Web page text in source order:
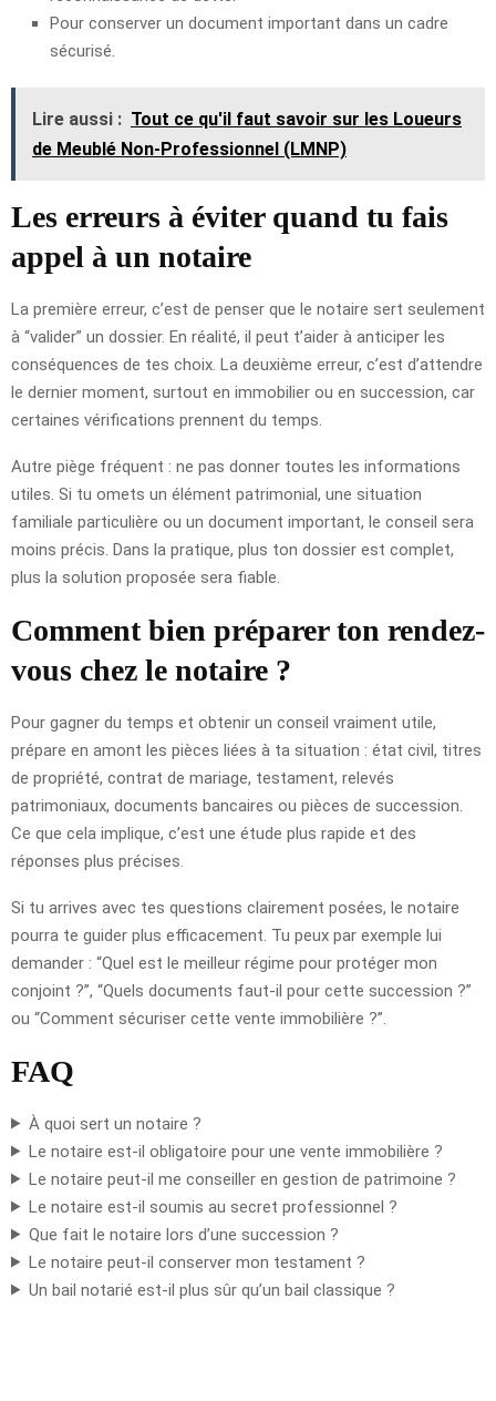
Pour conserver un document important dans un cadre
sécurisé.
Lire aussi : Tout ce qu'il faut savoir sur les Loueurs
de Meublé Non-Professionnel (LMNP)
Les erreurs à éviter quand tu fais
appel à un notaire
La première erreur, c’est de penser que le notaire sert seulement
à “valider” un dossier. En réalité, il peut t’aider à anticiper les
conséquences de tes choix. La deuxième erreur, c’est d’attendre
le dernier moment, surtout en immobilier ou en succession, car
certaines vérifications prennent du temps.
Autre piège fréquent : ne pas donner toutes les informations
utiles. Si tu omets un élément patrimonial, une situation
familiale particulière ou un document important, le conseil sera
moins précis. Dans la pratique, plus ton dossier est complet,
plus la solution proposée sera fiable.
Comment bien préparer ton rendez-
vous chez le notaire ?
Pour gagner du temps et obtenir un conseil vraiment utile,
prépare en amont les pièces liées à ta situation : état civil, titres
de propriété, contrat de mariage, testament, relevés
patrimoniaux, documents bancaires ou pièces de succession.
Ce que cela implique, c’est une étude plus rapide et des
réponses plus précises.
Si tu arrives avec tes questions clairement posées, le notaire
pourra te guider plus efficacement. Tu peux par exemple lui
demander : “Quel est le meilleur régime pour protéger mon
conjoint ?”, “Quels documents faut-il pour cette succession ?”
ou “Comment sécuriser cette vente immobilière ?”.
FAQ
À quoi sert un notaire ?
Le notaire est-il obligatoire pour une vente immobilière ?
Le notaire peut-il me conseiller en gestion de patrimoine ?
Le notaire est-il soumis au secret professionnel ?
Que fait le notaire lors d’une succession ?
Le notaire peut-il conserver mon testament ?
Un bail notarié est-il plus sûr qu’un bail classique ?